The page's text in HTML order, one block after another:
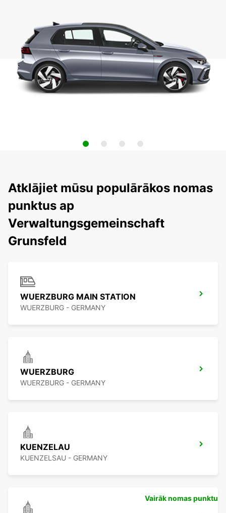
Atklājiet mūsu populārākos nomas
punktus ap
Verwaltungsgemeinschaft
Grunsfeld
WUERZBURG MAIN STATION
WUERZBURG - GERMANY
WUERZBURG
WUERZBURG - GERMANY
KUENZELAU
KUENZELSAU - GERMANY
Vairāk nomas punktu